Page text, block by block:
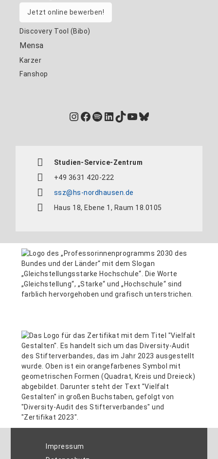
Jetzt online bewerben!
Discovery Tool (Bibo)
Mensa
Karzer
Fanshop
Instagram
Facebook
Spotify
LinkedIn
TikTok
YouTube
Bluesky
Studien-Service-Zentrum
+49 3631 420-222
ssz@hs-nordhausen.de
Haus 18, Ebene 1, Raum 18.0105
Impressum